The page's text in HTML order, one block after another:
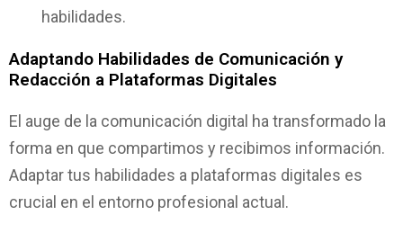
habilidades.
Adaptando Habilidades de Comunicación y
Redacción a Plataformas Digitales
El auge de la comunicación digital ha transformado la
forma en que compartimos y recibimos información.
Adaptar tus habilidades a plataformas digitales es
crucial en el entorno profesional actual.